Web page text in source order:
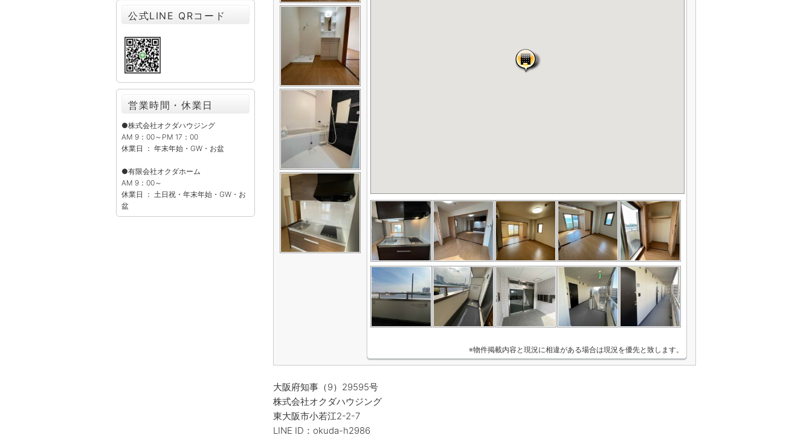
※物件掲載内容と現況に相違がある場合は現況を優先と致します。
大阪府知事（9）29595号
株式会社オクダハウジング
東大阪市小若江2-2-7
LINE ID：okuda-h2986
公式LINE QRコード
営業時間・休業日
●株式会社オクダハウジング
AM 9：00～PM 17：00
休業日 ： 年末年始・GW・お盆
●有限会社オクダホーム
AM 9：00～
休業日 ： 土日祝・年末年始・GW・お
盆